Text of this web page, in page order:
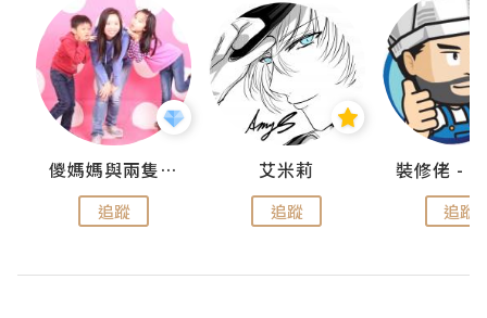
儍媽媽與兩隻小魔怪之家
追蹤
艾米莉
追蹤 追蹤